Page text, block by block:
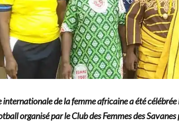
internationale de la femme africaine a été
organisé par le Club des Femmes des